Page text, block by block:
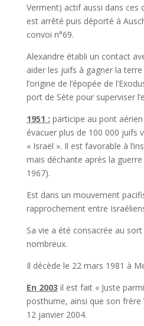
Verment) actif aussi dans ces
est arrêté puis déporté à
convoi n°69.
Alexandre établi un contact
aider les juifs à gagner la terre
l’origine de l’épopée de
port de Sète pour superviser
1951 : participe au pont
évacuer plus de 100 000 juifs
« Israël ». Il est favorable à
mais déchante après la
1967).
Est dans un mouvement
rapprochement entre
Sa vie a été consacrée au
nombreux.
Il décède le 22 mars 1981 à
En 2003 il est fait « Juste
posthume, ainsi que son frère
12 janvier 2004.